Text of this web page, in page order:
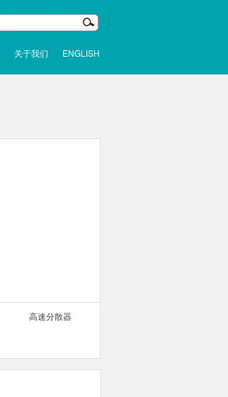
关于我们 ENGLISH
高速分散器